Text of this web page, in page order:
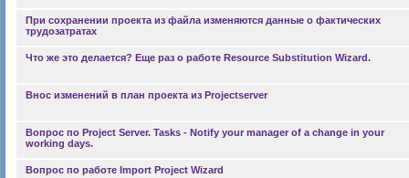
При сохранении проекта из файла изменяются данные о фактических
трудозатратах
Что же это делается? Еще раз о работе Resource Substitution Wizard.
Внос изменений в план проекта из Projectserver
Вопрос по Project Server. Tasks - Notify your manager of a change in your
working days.
Вопрос по работе Import Project Wizard